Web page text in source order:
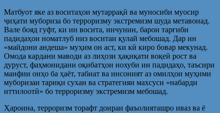
Матбуот яке аз воситаҳои мутаррақӣ ва муносиби муосир
ҷиҳати мубориза бо терроризму экстремизм шуда метавонад.
Вале бояд гуфт, ки ин восита, инчунин, барои тарғиби
падидаҳои номатлуб низ воситаи қулай мебошад. Дар ин
«майдони андеша» муҳим он аст, ки кӣ киро бовар мекунад.
Омода кардани маводи аз лиҳози ҳақиқати воқеӣ рост ва
дуруст, фаҳмонидани оқибатҳои нохуби ин падидаҳо, таъсири
манфии онҳо ба ҳаёт, табиат ва инсоният аз омилҳои муҳими
муборизаи тариқи сухан ва стратегияи махсуси «набарди
иттилоотӣ» бо терроризму экстремизм мебошад.
Ҳароина, терроризм торафт доираи фаъолияташро иваз ва ё